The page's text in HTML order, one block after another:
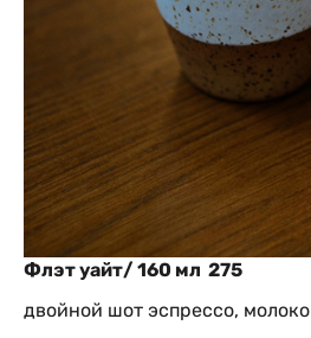
Флэт уайт/ 160 мл 275
двойной шот эспрессо, молоко